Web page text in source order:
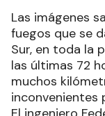
Las imágenes
fuegos que se
Sur, en toda la
las últimas 72
muchos
inconvenientes